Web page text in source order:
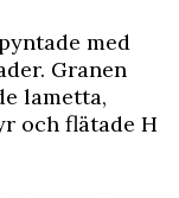
med
Granen
lametta,
och flätade H